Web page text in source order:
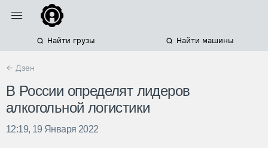
Найти грузы Найти машины
← Дзен
В России определят лидеров
алкогольной логистики
12:19, 19 Января 2022